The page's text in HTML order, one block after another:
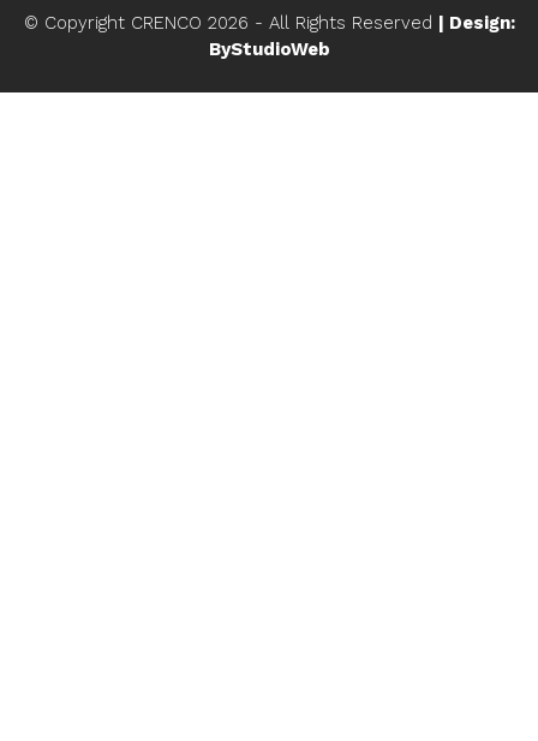
© Copyright CRENCO 2026 - All Rights Reserved | Design:
ByStudioWeb